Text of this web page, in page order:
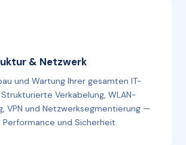
& Netzwerk
und Wartung Ihrer gesamten IT-
Verkabelung, WLAN-
VPN und Netzwerksegmentierung —
Performance und Sicherheit.